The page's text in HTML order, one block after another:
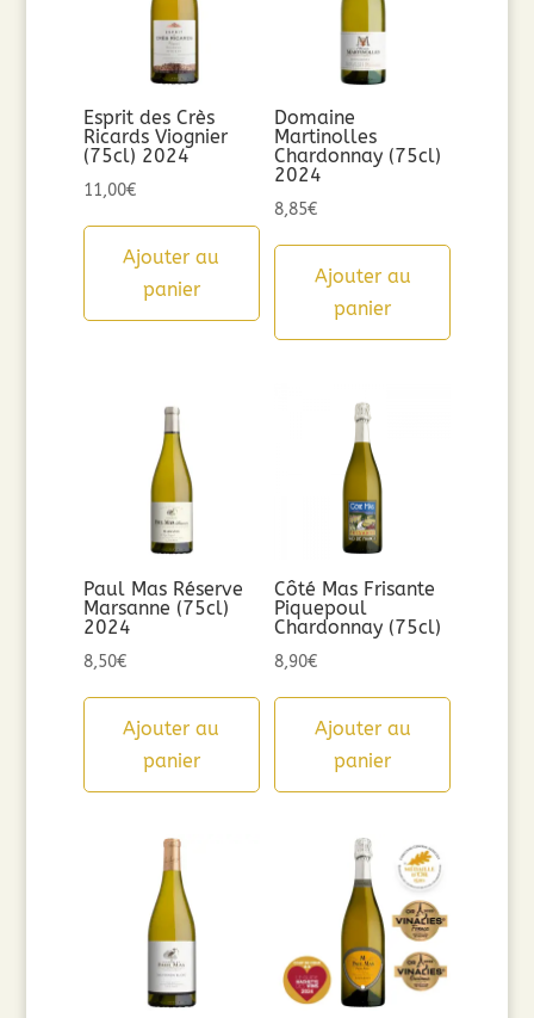
Esprit des Crès
Ricards Viognier
(75cl) 2024
11,00€
Ajouter au
panier
Domaine
Martinolles
Chardonnay (75cl)
2024
8,85€
Ajouter au
panier
Paul Mas Réserve
Marsanne (75cl)
2024
8,50€
Ajouter au
panier
Côté Mas Frisante
Piquepoul
Chardonnay (75cl)
8,90€
Ajouter au
panier